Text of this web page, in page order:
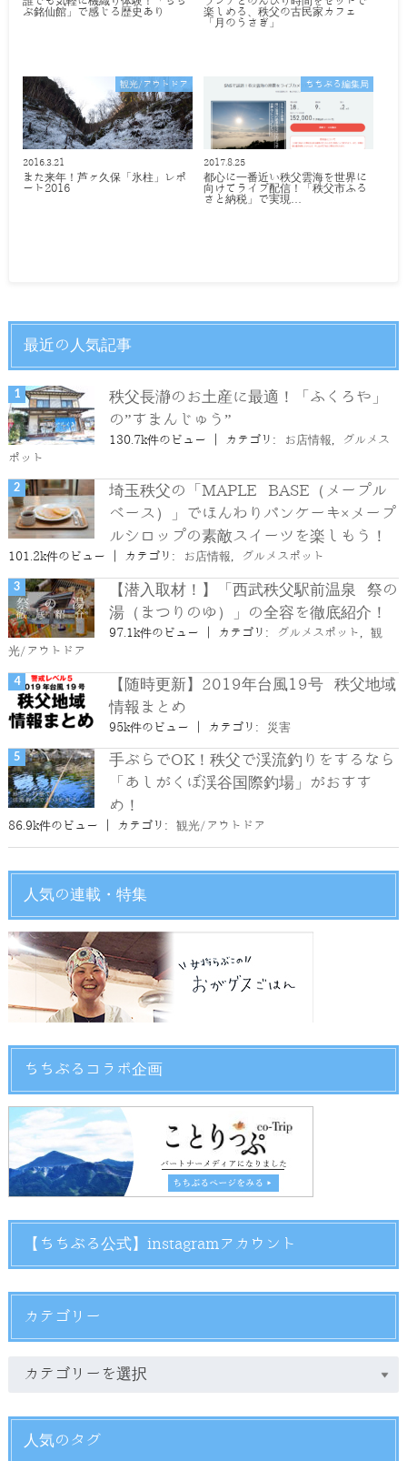
ぶ銘仙館」で感じる歴史あり
楽しめる、秩父の古民家カフェ
「月のうさぎ」
観光/アウトドア
2016.3.21
また来年！芦ヶ久保「氷柱」レポ
ート2016
ちちぶる編集局
2017.8.25
都心に一番近い秩父雲海を世界に
向けてライブ配信！「秩父市ふる
さと納税」で実現…
最近の人気記事
秩父長瀞のお土産に最適！「ふくろや」
の”すまんじゅう”
130.7k件のビュー カテゴリ: お店情報
グルメス
ポット
埼玉秩父の「MAPLE BASE（メープル
ベース）」でほんわりパンケーキ×メープ
ルシロップの素敵スイーツを楽しもう！
101.2k件のビュー カテゴリ: お店情報, グルメスポット
【潜入取材！】「西武秩父駅前温泉 祭の
湯（まつりのゆ）」の全容を徹底紹介！
97.1k件のビュー カテゴリ: グルメスポット , 観
光/アウトドア
【随時更新】2019年台風19号 秩父地域
情報まとめ
95k件のビュー カテゴリ: 災害
手ぶらでOK！秩父で渓流釣りをするなら
「あしがくぼ渓谷国際釣場」がおすす
め！
86.9k件のビュー カテゴリ: 観光/アウトドア
人気の連載・特集
ちちぶるコラボ企画
【ちちぶる公式】instagramアカウント
カテゴリー
人気のタグ